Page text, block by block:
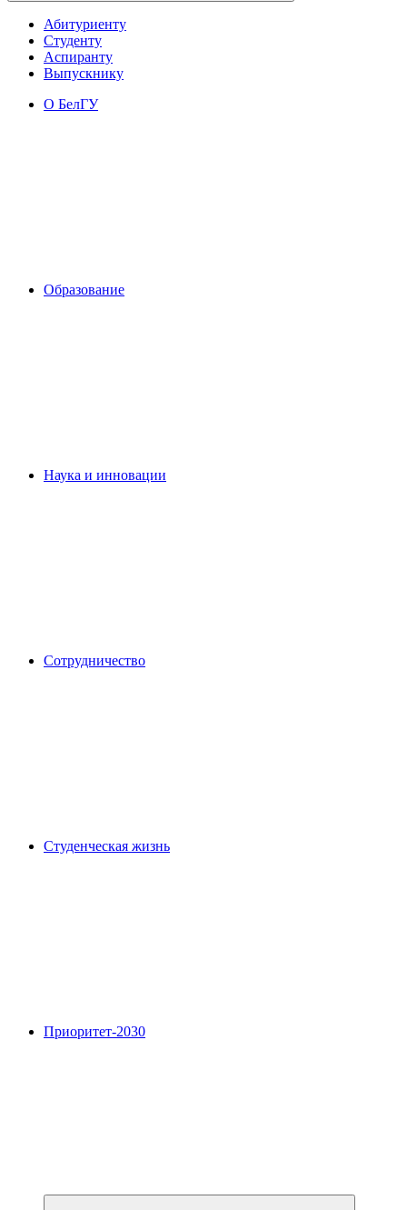
Абитуриенту
Студенту
Аспиранту
Выпускнику
О БелГУ
Образование
Наука и инновации
Сотрудничество
Студенческая жизнь
Приоритет-2030